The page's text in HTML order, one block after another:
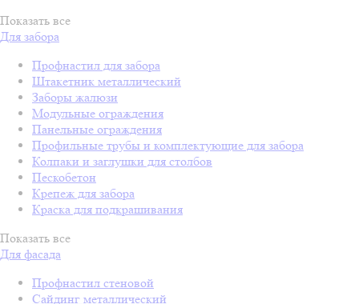
Показать все
Для забора
Профнастил для забора
Штакетник металлический
Заборы жалюзи
Модульные ограждения
Панельные ограждения
Профильные трубы и комплектующие для забора
Колпаки и заглушки для столбов
Пескобетон
Крепеж для забора
Краска для подкрашивания
Показать все
Для фасада
Профнастил стеновой
Сайдинг металлический